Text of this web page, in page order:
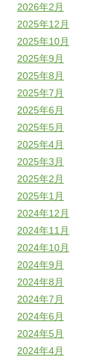
2026年2月
2025年12月
2025年10月
2025年9月
2025年8月
2025年7月
2025年6月
2025年5月
2025年4月
2025年3月
2025年2月
2025年1月
2024年12月
2024年11月
2024年10月
2024年9月
2024年8月
2024年7月
2024年6月
2024年5月
2024年4月